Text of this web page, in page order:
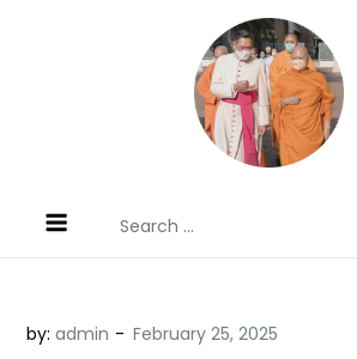
ประทานพระพรแก่พวกท่านท้
for:
by:admin